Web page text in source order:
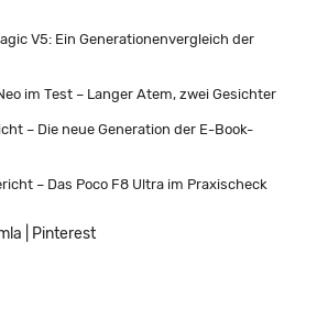
V5: Ein Generationenvergleich der
im Test – Langer Atem, zwei Gesichter
– Die neue Generation der E-Book-
– Das Poco F8 Ultra im Praxischeck
Pinterest